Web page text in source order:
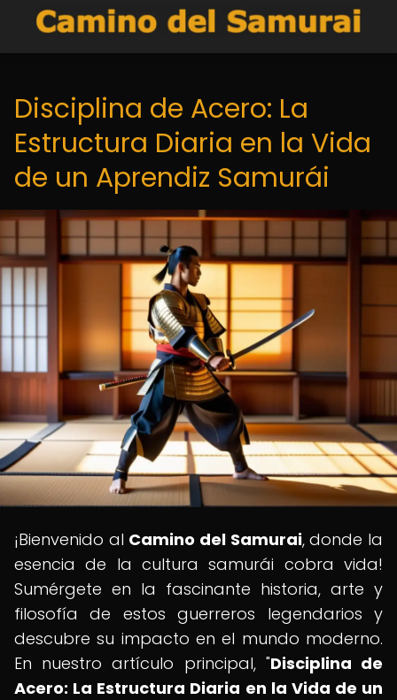
Disciplina de Acero: La
Estructura Diaria en la Vida
de un Aprendiz Samurái
¡Bienvenido al Camino del Samurai, donde la
esencia de la cultura samurái cobra vida!
Sumérgete en la fascinante historia, arte y
filosofía de estos guerreros legendarios y
descubre su impacto en el mundo moderno.
En nuestro artículo principal, "Disciplina de
Acero: La Estructura Diaria en la Vida de un